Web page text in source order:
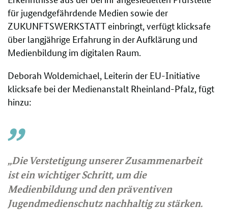
für jugendgefährdende Medien sowie der
ZUKUNFTSWERKSTATT einbringt, verfügt klicksafe
über langjährige Erfahrung in der Aufklärung und
Medienbildung im digitalen Raum.
Deborah Woldemichael, Leiterin der EU-Initiative
klicksafe bei der Medienanstalt Rheinland-Pfalz, fügt
hinzu:
„Die Verstetigung unserer Zusammenarbeit
ist ein wichtiger Schritt, um die
Medienbildung und den präventiven
Jugendmedienschutz nachhaltig zu stärken.